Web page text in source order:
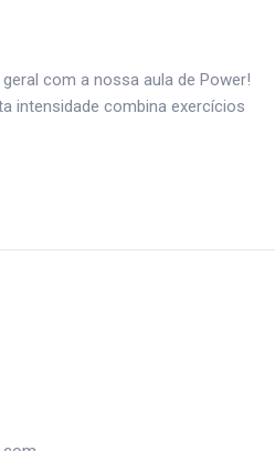
com a nossa aula de Power!
intensidade combina exercícios